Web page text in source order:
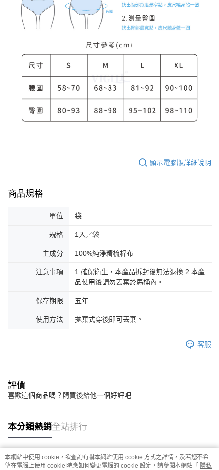
顯示電腦版詳細說明
商品規格
單位 袋
規格 1入／袋
主成分 100%純淨精梳棉布
注意事項
1.確保衛生，本產品拆封後無法退換 2.本產
品使用後請勿丟棄於馬桶內。
保存期限 五年
使用方法 拋棄式穿後即可丟棄。
客服
評價
喜歡這個商品嗎？購買後給他一個好評吧
本分類熱銷全站排行
熱門標籤
本網站中使用 cookie，欲查詢有關本網站使用 cookie 方式之詳情，及若您不希
望在電腦上使用 cookie 時應如何變更電腦的 cookie 設定，請參閱本網站「 隱私